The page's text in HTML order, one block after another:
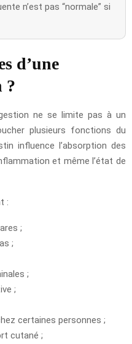
n’est pas “normale” si
d’une
?
ne se limite pas à un
plusieurs fonctions du
influence l’absorption des
et même l’état de
:
;
;
;
;
certaines personnes ;
cutané ;